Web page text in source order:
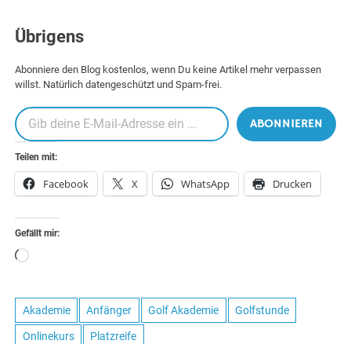
Übrigens
Abonniere den Blog kostenlos, wenn Du keine Artikel mehr verpassen
willst. Natürlich datengeschützt und Spam-frei.
Gib deine E-Mail-Adresse ein …
ABONNIEREN
Teilen mit:
Facebook X WhatsApp Drucken
Gefällt mir:
Wird
Akademie Anfänger Golf Akademie Golfstunde
Onlinekurs Platzreife